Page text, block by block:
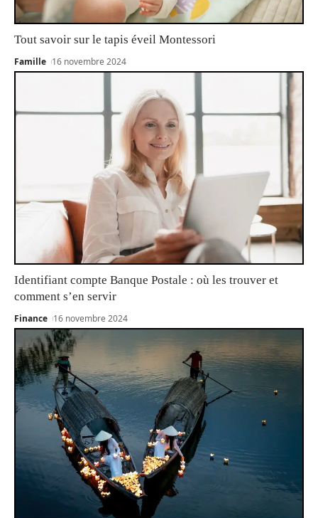
Tout savoir sur le tapis éveil Montessori
Famille 16 novembre 2024
Identifiant compte Banque Postale : où les trouver et
comment s’en servir
Finance 16 novembre 2024